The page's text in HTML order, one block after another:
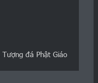
Tượng đá Phật Giáo